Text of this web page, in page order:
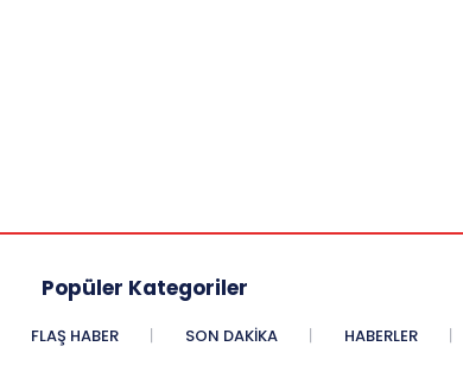
Popüler Kategoriler
FLAŞ HABER SON DAKIKA HABERLER